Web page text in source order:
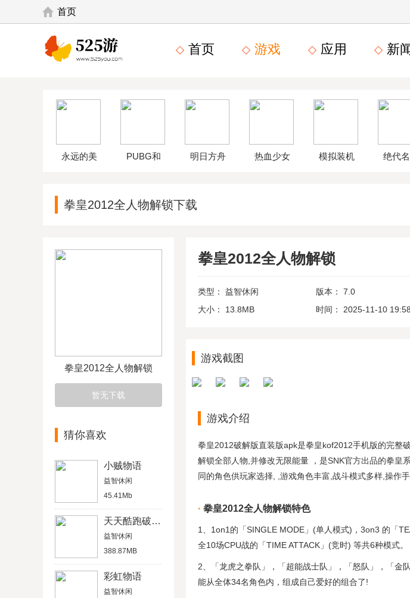
首页
首页 游戏 应用 新
永远的美
解版
PUBG和
验服
明日方舟 热血少女 模拟装机 绝代
拳皇2012全人物解锁下载
拳皇2012全人物解锁
暂无下载
猜你喜欢
小贼物语
益智休闲
45.41Mb
天天酷跑破解版最新版
益智休闲
388.87MB
彩虹物语
益智休闲
拳皇2012全人物解锁
类型： 益智休闲 版本： 7.0
大小：
13.8MB 时间： 2025-11-10
游戏截图
游戏介绍
拳皇2012破解版直装版apk是拳皇kof2012手机版的完整
解锁全部人物,并修改无限能量 ，是SNK官方出品的拳皇
同的角色供玩家选择, ,游戏角色丰富,战斗模式多样,操作
拳皇2012全人物解锁特色
1、1on1的「SINGLE MODE」(单人模式)，3on3 的「
全10场CPU战的「TIME ATTACK」(竞时) 等共6种模式。
2、「龙虎之拳队」，「超能战士队」，「怒队」，「金
能从全体34名角色内，组成自己爱好的组合了!